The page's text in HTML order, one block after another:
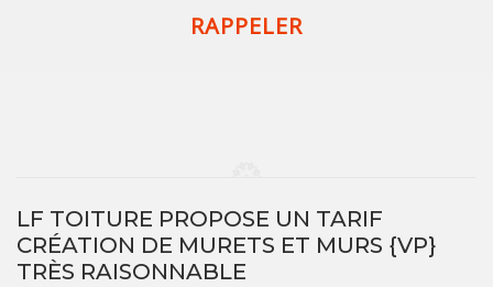
LF TOITURE PROPOSE UN TARIF
CRÉATION DE MURETS ET MURS {VP}
TRÈS RAISONNABLE